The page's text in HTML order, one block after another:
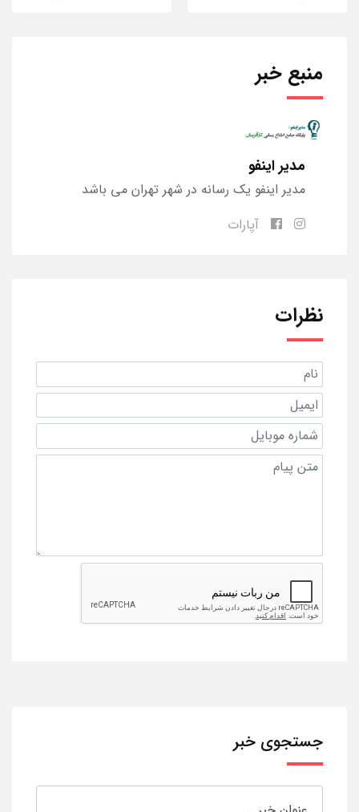
منبع خبر
مدیر اینفو
مدیر اینفو یک رسانه در شهر تهران می باشد
آپارات
نظرات
جستجوی خبر